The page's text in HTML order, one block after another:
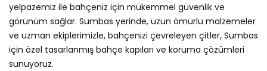
yelpazemiz ile bahçeniz için mükemmel güvenlik ve
görünüm sağlar. Sumbas yerinde, uzun ömürlü malzemeler
ve uzman ekiplerimizle, bahçenizi çevreleyen çitler, Sumbas
için özel tasarlanmış bahçe kapıları ve koruma çözümleri
sunuyoruz.